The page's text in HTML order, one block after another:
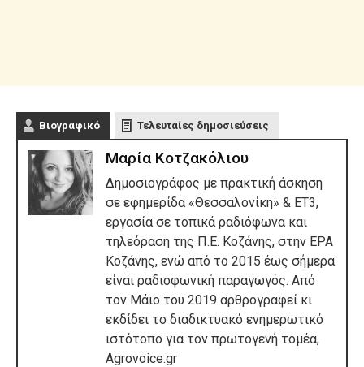
Βιογραφικό Τελευταίες δημοσιεύσεις
Μαρία Κοτζακόλιου
Δημοσιογράφος με πρακτική άσκηση
σε εφημερίδα «Θεσσαλονίκη» & ΕΤ3,
εργασία σε τοπικά ραδιόφωνα και
τηλεόραση της Π.Ε. Κοζάνης, στην ΕΡΑ
Κοζάνης, ενώ από το 2015 έως σήμερα
είναι ραδιοφωνική παραγωγός. Από
τον Μάιο του 2019 αρθρογραφεί κι
εκδίδει το διαδικτυακό ενημερωτικό
ιστότοπο για τον πρωτογενή τομέα,
Agrovoice.gr